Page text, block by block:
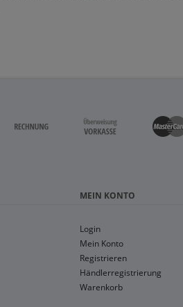
MEIN KONTO
Login
Mein Konto
Registrieren
Händlerregistrierung
Warenkorb